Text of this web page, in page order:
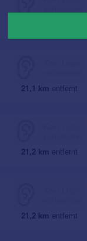
21,1 km entfernt
21,2 km entfernt
21,2 km entfernt